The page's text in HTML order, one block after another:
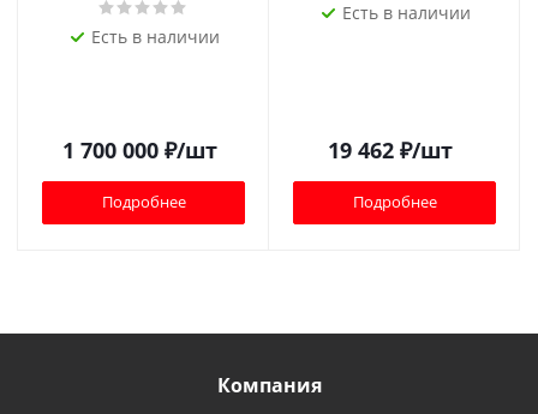
Есть в наличии
1 700 000₽/шт
Подробнее
Есть в наличии
19 462 ₽/шт
Подробнее
Компания